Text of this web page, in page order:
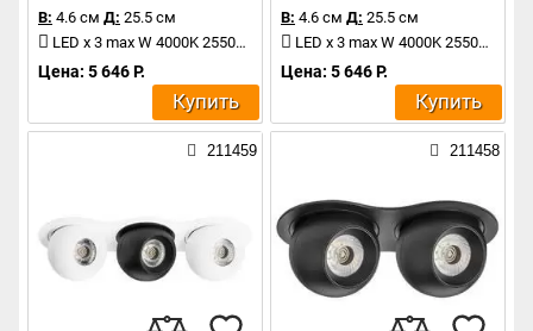
В: 4.6 см Д: 25.5 см
LED x 3 max W 4000K 2550Lm
Цена: 5 646 Р.
Купить
В: 4.6 см Д: 25.5 см
LED x 3 max W 4000K 2550Lm
Цена: 5 646 Р.
Купить
211459 211458